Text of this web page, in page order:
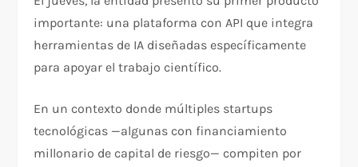
importante: una plataforma con API que integra
herramientas de IA diseñadas específicamente
para apoyar el trabajo científico.
En un contexto donde múltiples startups
tecnológicas —algunas con financiamiento
millonario de capital de riesgo— compiten por